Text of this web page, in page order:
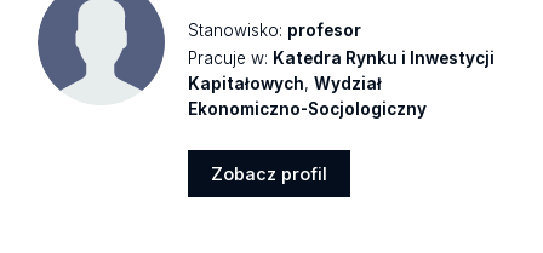
Stanowisko: profesor
Pracuje w: Katedra Rynku i Inwestycji
Kapitałowych,Wydział
Ekonomiczno-Socjologiczny
Zobacz profil